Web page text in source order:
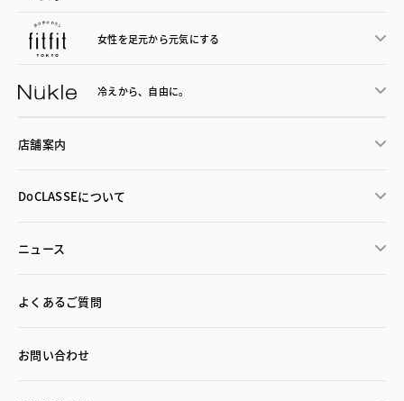
女性を足元から元気にする
冷えから、 自由に。
店舗案内
DoCLASSEについて
ニュース
よくあるご質問
お問い合わせ